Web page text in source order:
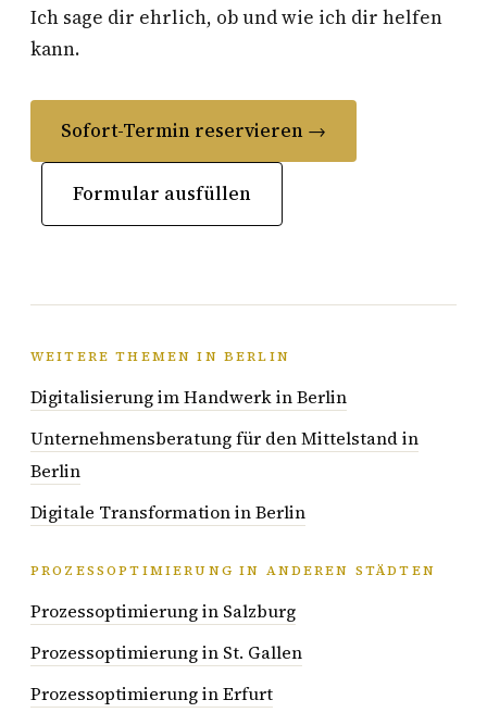
Ich sage dir ehrlich, ob und wie ich dir helfen
kann.
Sofort-Termin reservieren →
Formular ausfüllen
WEITERE THEMEN IN BERLIN
Digitalisierung im Handwerk in Berlin
Unternehmensberatung für den Mittelstand in
Berlin
Digitale Transformation in Berlin
PROZESSOPTIMIERUNG IN ANDEREN STÄDTEN
Prozessoptimierung in Salzburg
Prozessoptimierung in St. Gallen
Prozessoptimierung in Erfurt